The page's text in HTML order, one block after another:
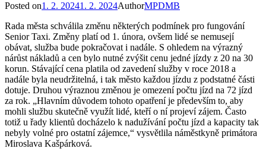
Posted on1. 2. 20241. 2. 2024AuthorMPDMB
Rada města schválila změnu některých podmínek pro fungování
Senior Taxi. Změny platí od 1. února, ovšem lidé se nemusejí
obávat, služba bude pokračovat i nadále. S ohledem na výrazný
nárůst nákladů a cen bylo nutné zvýšit cenu jedné jízdy z 20 na 30
korun. Stávající cena platila od zavedení služby v roce 2018 a
nadále byla neudržitelná, i tak město každou jízdu z podstatné části
dotuje. Druhou výraznou změnou je omezení počtu jízd na 72 jízd
za rok. „Hlavním důvodem tohoto opatření je především to, aby
mohli službu skutečně využít lidé, kteří o ní projeví zájem. Často
totiž u řady klientů docházelo k nadužívání počtu jízd a kapacity tak
nebyly volné pro ostatní zájemce,“ vysvětlila náměstkyně primátora
Miroslava Kašpárková.